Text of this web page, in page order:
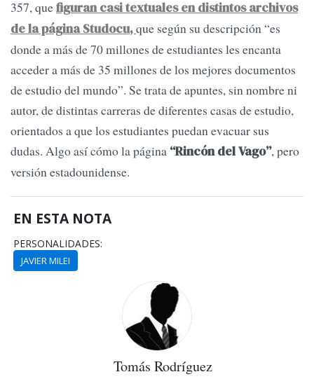
357, quefiguran casi textuales en distintos archivos
de la página Studocu,que según su descripción “es
donde a más de 70 millones de estudiantes les encanta
acceder a más de 35 millones de los mejores documentos
de estudio del mundo”. Se trata de apuntes, sin nombre ni
autor, de distintas carreras de diferentes casas de estudio,
orientados a que los estudiantes puedan evacuar sus
dudas. Algo así cómo la página “Rincón del Vago”, pero
versión estadounidense.
EN ESTA NOTA
PERSONALIDADES:
JAVIER MILEI
Tomás Rodríguez